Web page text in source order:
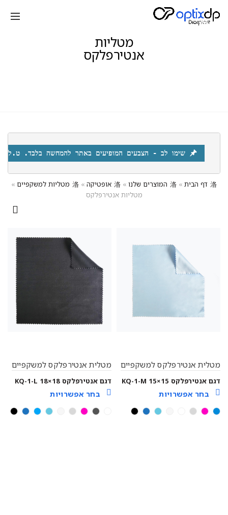
מטליות
אנטירפלקס
שימו לב - הצבעים המופיעים באתר להמחשה בלבד. ט.ל.ח
דף הבית » המוצרים שלנו » אופטיקה » מטליות למשקפיים »
מטליות אנטירפלקס
מטלית אנטירפלקס למשקפיים
דגם אנטירפלקס KQ-1-M 15×15
בחר אפשרויות
מטלית אנטירפלקס למשקפיים
דגם אנטירפלקס 18×18 KQ-1-L
בחר אפשרויות